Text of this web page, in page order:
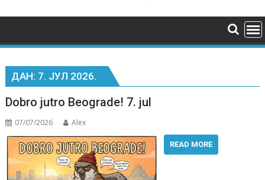
ДАН: 7. ЈУЛ 2026.
Dobro jutro Beograde! 7. jul
07/07/2026 Alex
READ MORE